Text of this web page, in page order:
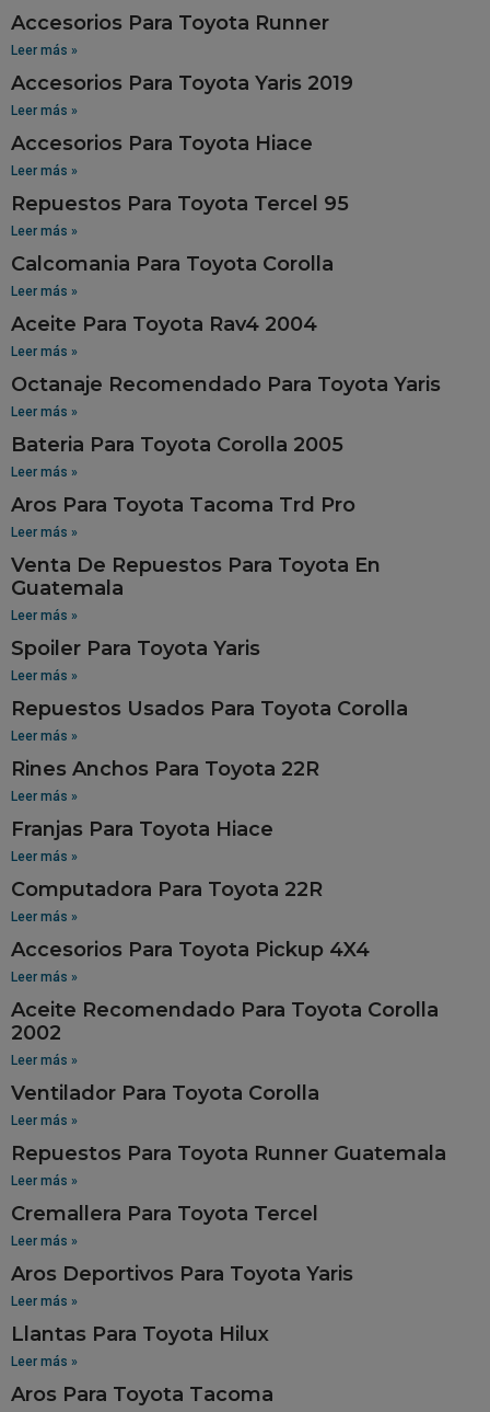
Accesorios Para Toyota Runner
Leer más »
Accesorios Para Toyota Yaris 2019
Leer más »
Accesorios Para Toyota Hiace
Leer más »
Repuestos Para Toyota Tercel 95
Leer más »
Calcomania Para Toyota Corolla
Leer más »
Aceite Para Toyota Rav4 2004
Leer más »
Octanaje Recomendado Para Toyota Yaris
Leer más »
Bateria Para Toyota Corolla 2005
Leer más »
Aros Para Toyota Tacoma Trd Pro
Leer más »
Venta De Repuestos Para Toyota En
Guatemala
Leer más »
Spoiler Para Toyota Yaris
Leer más »
Repuestos Usados Para Toyota Corolla
Leer más »
Rines Anchos Para Toyota 22R
Leer más »
Franjas Para Toyota Hiace
Leer más »
Computadora Para Toyota 22R
Leer más »
Accesorios Para Toyota Pickup 4X4
Leer más »
Aceite Recomendado Para Toyota Corolla
2002
Leer más »
Ventilador Para Toyota Corolla
Leer más »
Repuestos Para Toyota Runner Guatemala
Leer más »
Cremallera Para Toyota Tercel
Leer más »
Aros Deportivos Para Toyota Yaris
Leer más »
Llantas Para Toyota Hilux
Leer más »
Aros Para Toyota Tacoma